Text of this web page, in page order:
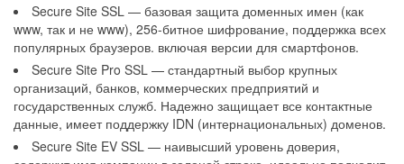
Secure Site SSL — базовая защита доменных имен (как
www, так и не www), 256-битное шифрование, поддержка всех
популярных браузеров. включая версии для смартфонов.
Secure Site Pro SSL — стандартный выбор крупных
организаций, банков, коммерческих предприятий и
государственных служб. Надежно защищает все контактные
данные, имеет поддержку IDN (интернациональных) доменов.
Secure Site EV SSL — наивысший уровень доверия,